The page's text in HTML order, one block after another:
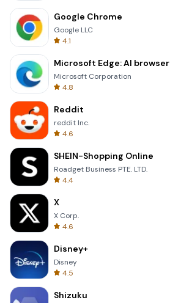
Google Chrome
Google LLC
4.1
Microsoft Edge: AI browser
Microsoft Corporation
4.8
Reddit
reddit Inc.
4.6
SHEIN-Shopping Online
Roadget Business PTE. LTD.
4.4
X
X Corp.
4.6
Disney+
Disney
4.5
Shizuku